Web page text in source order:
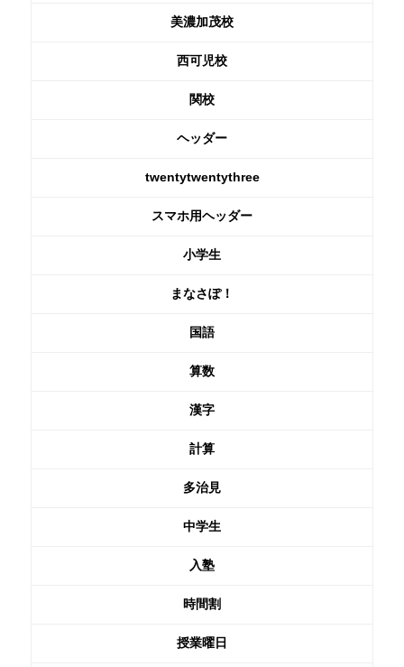
美濃加茂校
西可児校
関校
ヘッダー
twentytwentythree
スマホ用ヘッダー
小学生
まなさぽ！
国語
算数
漢字
計算
多治見
中学生
入塾
時間割
授業曜日